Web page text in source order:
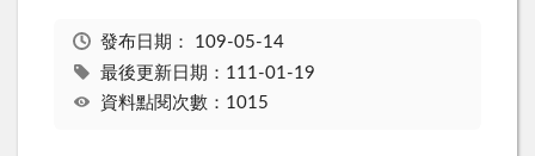
發布日期： 109-05-14
最後更新日期：111-01-19
資料點閱次數：1015